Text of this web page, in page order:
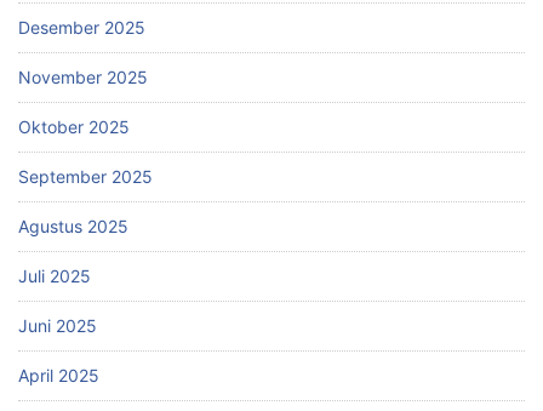
Desember 2025
November 2025
Oktober 2025
September 2025
Agustus 2025
Juli 2025
Juni 2025
April 2025